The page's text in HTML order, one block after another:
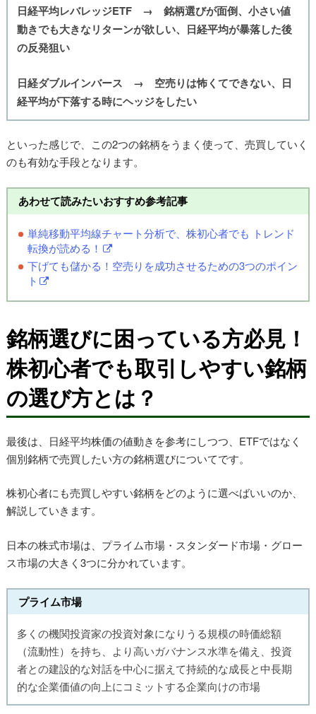
日経平均レバレッジETF → 銘柄選びが面倒、小さい値
動きでも大きなリターンが欲しい、日経平均が暴落した後
の反発狙い
日経ダブルインバース → 空売りは怖くてできない、日
経平均が下落する時にヘッジをしたい
といった感じで、この2つの銘柄をうまく使って、売買していく
のも有効な手段となります。
あわせて読みたいおすすめ参考記事
単純移動平均線チャート分析で、株初心者でも トレンド
転換が読める！
下げても儲かる！空売りを成功させるための3つのポイン
ト
銘柄選びに困っている方必見！
株初心者でも取引しやすい銘柄
の選び方とは？
最後は、日経平均株価の値動きを参考にしつつ、ETFではなく
個別銘柄で売買したい方の銘柄選びについてです。
株初心者にも売買しやすい銘柄をどのように選べばいいのか、
解説していきます。
日本の株式市場は、プライム市場・スタンダード市場・グロー
ス市場の大きく3つに分かれています。
プライム市場
多くの機関投資家の投資対象になりうる規模の時価総額
（流動性）を持ち、より高いガバナンス水準を備え、投資
者との建設的な対話を中心に据えて持続的な成長と中長期
的な企業価値の向上にコミットする企業向けの市場